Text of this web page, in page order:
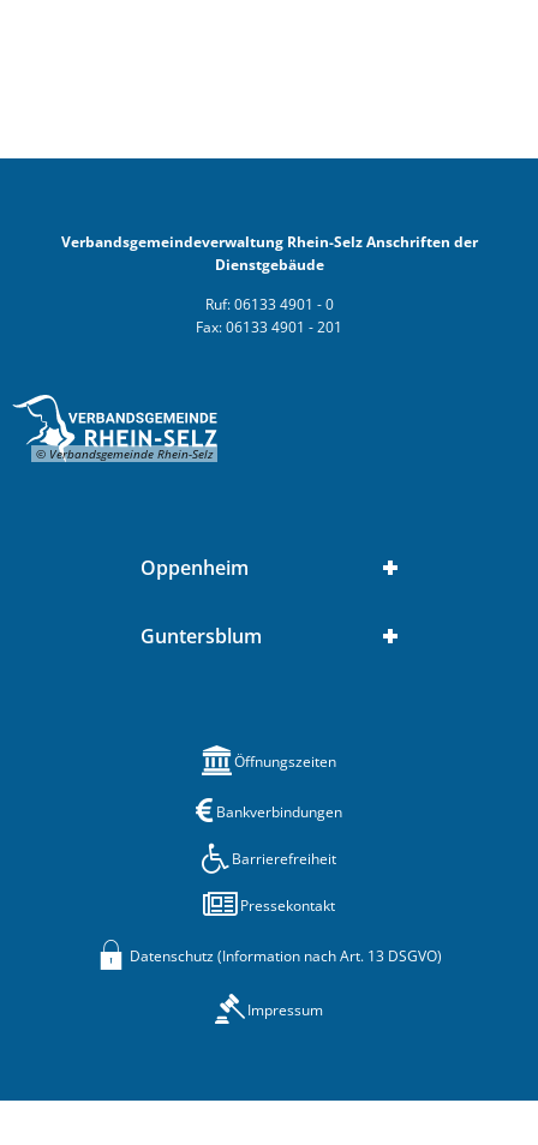
Verbandsgemeindeverwaltung Rhein-Selz Anschriften der
Dienstgebäude
Ruf: 06133 4901 - 0
Fax: 06133 4901 - 201
© Verbandsgemeinde Rhein-Selz
Oppenheim
Guntersblum
Öffnungszeiten
Bankverbindungen
Barrierefreiheit
Pressekontakt
Datenschutz (Information nach Art. 13 DSGVO)
Impressum